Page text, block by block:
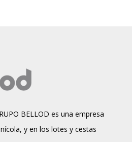
BELLOD es una empresa
y en los lotes y cestas